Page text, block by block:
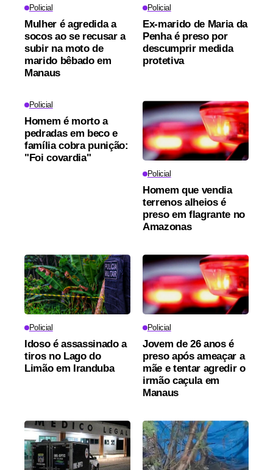
Policial
Mulher é agredida a
socos ao se recusar a
subir na moto de
marido bêbado em
Manaus
Policial
Ex-marido de Maria da
Penha é preso por
descumprir medida
protetiva
Policial
Homem é morto a
pedradas em beco e
família cobra punição:
"Foi covardia"
Policial
Homem que vendia
terrenos alheios é
preso em flagrante no
Amazonas
Policial
Idoso é assassinado a
tiros no Lago do
Limão em Iranduba
Policial
Jovem de 26 anos é
preso após ameaçar a
mãe e tentar agredir o
irmão caçula em
Manaus